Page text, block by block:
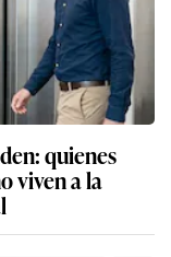
quienes
viven a la